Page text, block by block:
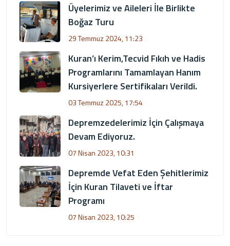
Üyelerimiz ve Aileleri İle Birlikte
Boğaz Turu
29 Temmuz 2024, 11:23
Kuran’ı Kerim,Tecvid Fıkıh ve Hadis
Programlarını Tamamlayan Hanım
Kursiyerlere Sertifikaları Verildi.
03 Temmuz 2025, 17:54
Depremzedelerimiz İçin Çalışmaya
Devam Ediyoruz.
07 Nisan 2023, 10:31
Depremde Vefat Eden Şehitlerimiz
İçin Kuran Tilaveti ve İftar
Programı
07 Nisan 2023, 10:25